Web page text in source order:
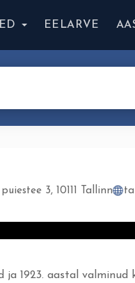
EELARVE
3, 10111 Tallinn
1923. aastal valminud